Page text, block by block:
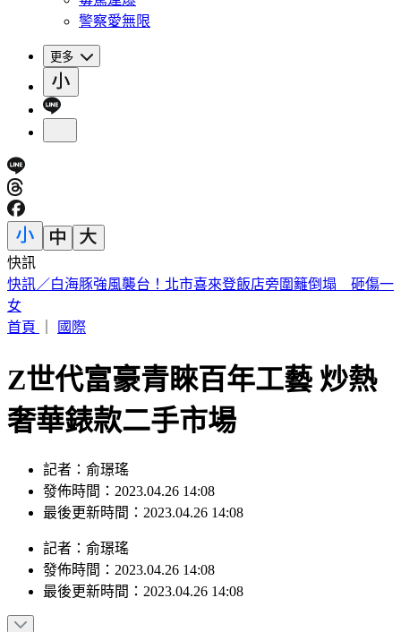
警察愛無限
更多
快訊
颱風白海豚外圍環流抵達！北部風雨開炸 粉專示警：路徑恐
更靠近
首頁
國際
Z世代富豪青睞百年工藝 炒熱
奢華錶款二手市場
記者：俞璟瑤
發佈時間：2023.04.26 14:08
最後更新時間：2023.04.26 14:08
記者 ： 俞璟瑤
發佈時間： 2023.04.26 14:08
最後更新時間： 2023.04.26 14:08